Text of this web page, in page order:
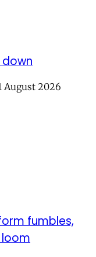
down
August 2026
fumbles,